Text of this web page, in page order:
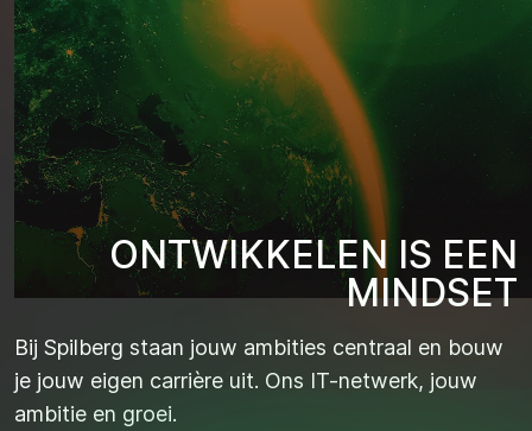
ONTWIKKELEN IS EEN
MINDSET
Bij Spilberg staan jouw ambities centraal en bouw
je jouw eigen carrière uit. Ons IT-netwerk, jouw
ambitie en groei.